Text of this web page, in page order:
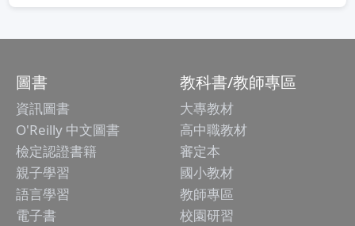
圖書
資訊圖書
O'Reilly 中文圖書
檢定認證書籍
親子學習
語言學習
電子書
教科書/教師專區
大專教材
高中職教材
審定本
國小教材
教師專區
校園研習